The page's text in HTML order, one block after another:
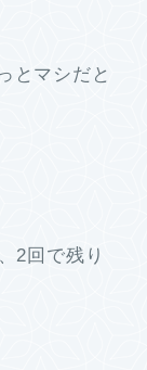
とマシだと
2回で残り